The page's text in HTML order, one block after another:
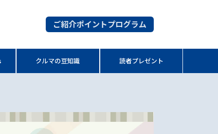
ご紹介ポイントプログラム
クルマの豆知識 読者プレゼント